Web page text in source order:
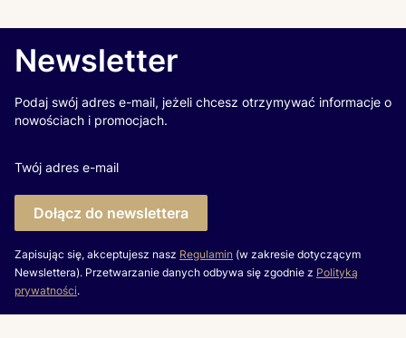
Newsletter
Podaj swój adres e-mail, jeżeli chcesz otrzymywać informacje o
nowościach i promocjach.
Twój adres e-mail
Dołącz do newslettera
Zapisując się, akceptujesz nasz Regulamin (w zakresie dotyczącym
Newslettera). Przetwarzanie danych odbywa się zgodnie z Polityką
prywatności.